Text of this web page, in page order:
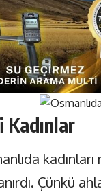
Kadınlar
Çünkü